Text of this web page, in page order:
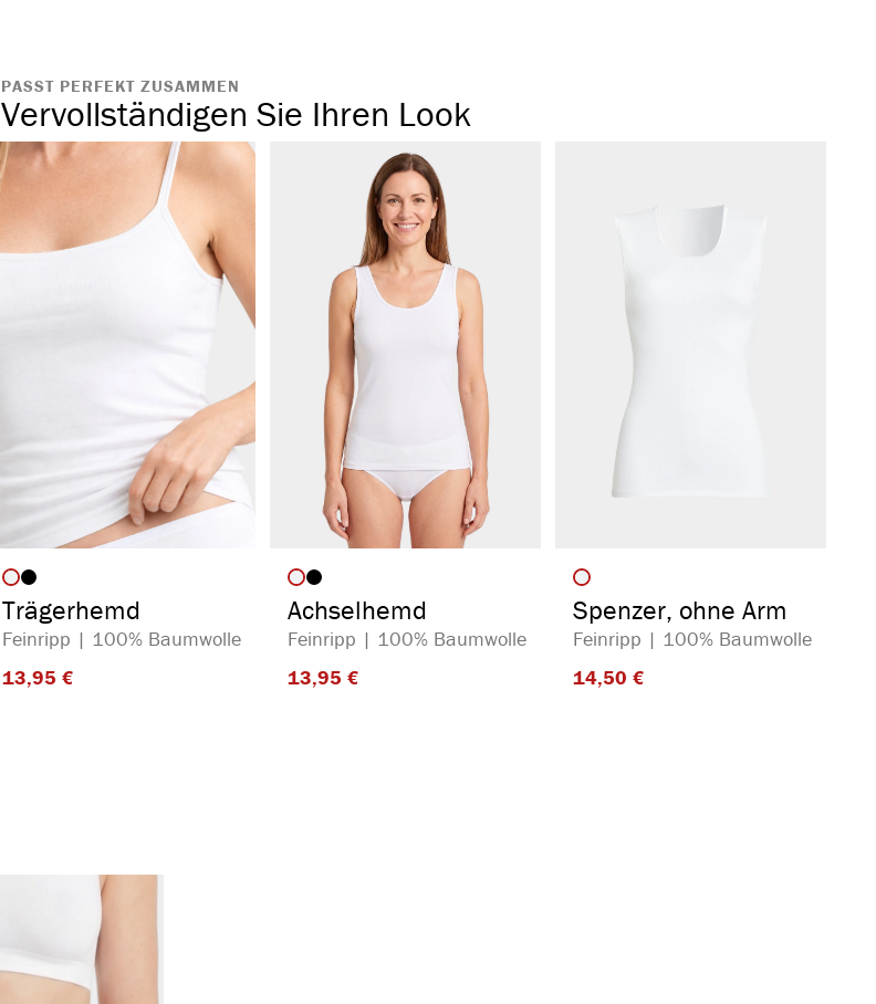
PASST PERFEKT ZUSAMMEN
Vervollständigen Sie Ihren Look
Artikelfarbe
Trägerhemd
Feinripp | 100% Baumwolle
13,95 €​
Artikelfarbe
Achselhemd
Feinripp | 100% Baumwolle
13,95 €​
Artikelfarbe
Spenzer, ohne Arm
Feinripp | 100% Baumwolle
14,50 €​